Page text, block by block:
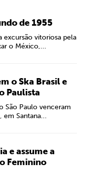
de 1955
excursão vitoriosa pela
o México,...
o Ska Brasil e
Paulista
São Paulo venceram
em Santana...
e assume a
Feminino